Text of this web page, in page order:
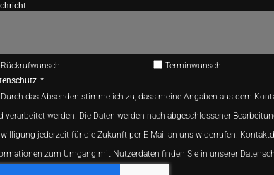
Rückrufwunsch
Terminwunsch
Durch das Absenden stimme ich zu, dass meine Angaben aus dem
verarbeitet werden. Die Daten werden nach abgeschlossener
jederzeit für die Zukunft per E-Mail an uns widerrufen.
zum Umgang mit Nutzerdaten finden Sie in unserer